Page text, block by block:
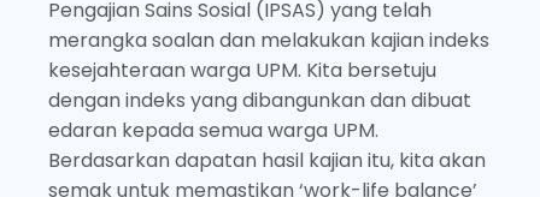
Pengajian Sains Sosial (IPSAS) yang telah
merangka soalan dan melakukan kajian indeks
kesejahteraan warga UPM. Kita bersetuju
dengan indeks yang dibangunkan dan dibuat
edaran kepada semua warga UPM.
Berdasarkan dapatan hasil kajian itu, kita akan
semak untuk memastikan ‘work-life balance’